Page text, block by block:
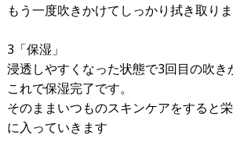
もう一度吹きかけてしっかり拭き取り
3「保湿」
浸透しやすくなった状態で3回目の吹き
これで保湿完了です。
そのままいつものスキンケアをすると
に入っていきます